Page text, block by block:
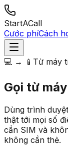
StartACall
Cước phíCách
💻 → 📱 Từ máy
Gọi từ
Dùng trình
thật tới mọi số
cần SIM và
không cần thẻ.